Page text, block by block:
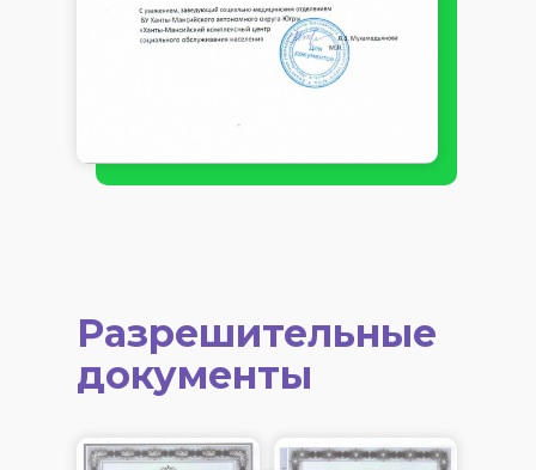
Разрешительные
документы